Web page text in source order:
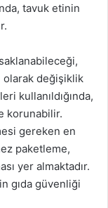
tavuk etinin
olarak değişiklik
kullanıldığında,
korunabilir.
gereken en
paketleme,
yer almaktadır.
gıda güvenliği